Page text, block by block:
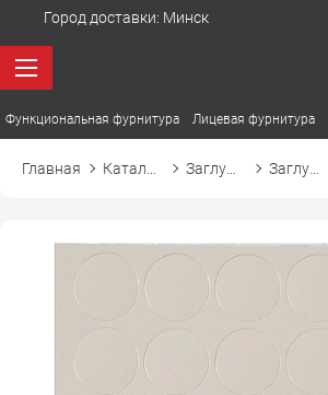
Город доставки: Минск
Функциональная фурнитура Лицевая фурнитура
Главная